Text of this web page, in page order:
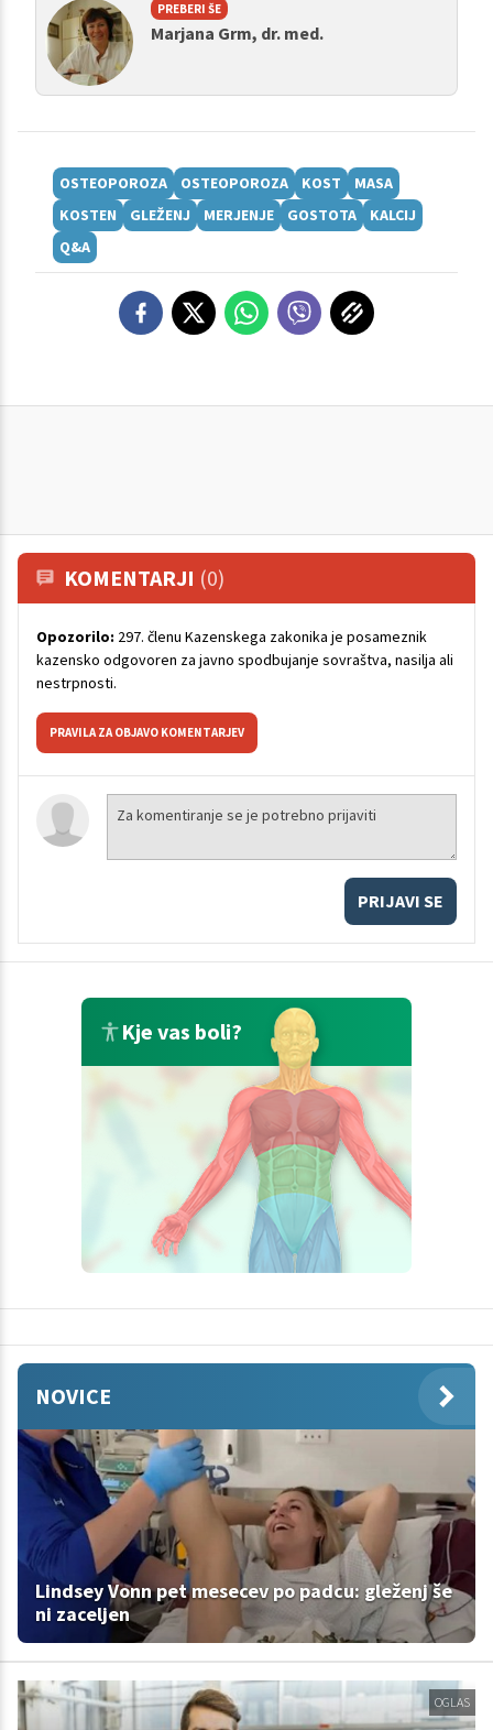
PREBERI ŠE
Marjana Grm, dr. med.
OSTEOPOROZA OSTEOPOROZA KOST
MASA
KOSTEN
GLEŽENJ MERJENJE GOSTOTA
KALCIJ
Q&A
KOMENTARJI (0)
Opozorilo: 297. členu Kazenskega zakonika je posameznik
kazensko odgovoren za javno spodbujanje sovraštva, nasilja ali
nestrpnosti.
PRAVILA ZA OBJAVO KOMENTARJEV
PRIJAVI SE
Kje vas boli?
NOVICE
Lindsey Vonn pet mesecev po padcu: gleženj še
ni zaceljen
OGLAS